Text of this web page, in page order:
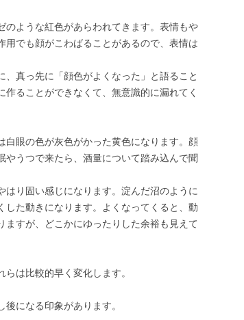
ような紅色があらわれてきます。表情もや
でも顔がこわばることがあるので、表情は
真っ先に「顔色がよくなった」と語ること
ることができなくて、無意識的に漏れてく
白眼の色が灰色がかった黄色になります。顔
うつで来たら、酒量について踏み込んで聞
り固い感じになります。淀んだ沼のように
た動きになります。よくなってくると、動
すが、どこかにゆったりした余裕も見えて
は比較的早く変化します。
になる印象があります。